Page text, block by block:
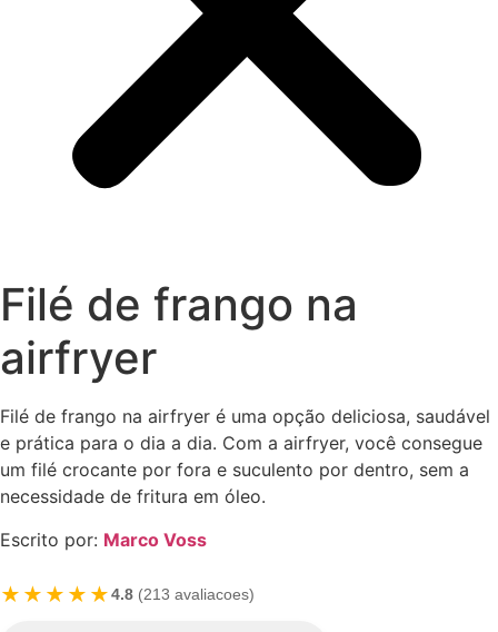
Filé de frango na
airfryer
Filé de frango na airfryer é uma opção deliciosa, saudável
e prática para o dia a dia. Com a airfryer, você consegue
um filé crocante por fora e suculento por dentro, sem a
necessidade de fritura em óleo.
Escrito por: Marco Voss
★★★★★4.8 (213 avaliacoes)